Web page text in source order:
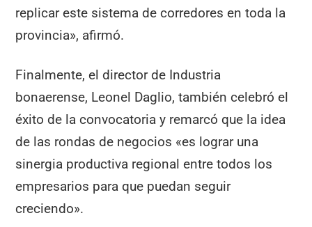
replicar este sistema de corredores en toda la
provincia», afirmó.
Finalmente, el director de Industria
bonaerense, Leonel Daglio, también celebró el
éxito de la convocatoria y remarcó que la idea
de las rondas de negocios «es lograr una
sinergia productiva regional entre todos los
empresarios para que puedan seguir
creciendo».